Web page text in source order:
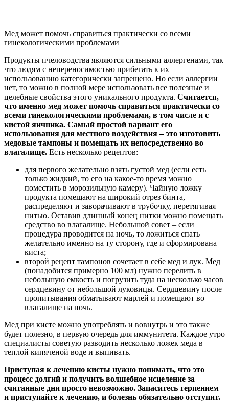
Мед может помочь справиться практически со всеми
гинекологическими проблемами
Продукты пчеловодства являются сильными аллергенами, так
что людям с непереносимостью прибегать к их
использованию категорически запрещено. Но если аллергии
нет, то можно в полной мере использовать все полезные и
целебные свойства этого уникального продукта. Считается,
что именно мед может помочь справиться практически со
всеми гинекологическими проблемами, в том числе и с
кистой яичника. Самый простой вариант его
использования для местного воздействия – это изготовить
медовые тампоны и помещать их непосредственно во
влагалище. Есть несколько рецептов:
для первого желательно взять густой мед (если есть
только жидкий, то его на какое-то время можно
поместить в морозильную камеру). Чайную ложку
продукта помещают на широкий отрез бинта,
распределяют и заворачивают в трубочку, перетягивая
нитью. Оставив длинный конец нитки можно помещать
средство во влагалище. Небольшой совет – если
процедура проводится на ночь, то ложиться спать
желательно именно на ту сторону, где и сформирована
киста;
второй рецепт тампонов сочетает в себе мед и лук. Мед
(понадобится примерно 100 мл) нужно перелить в
небольшую емкость и погрузить туда на несколько часов
сердцевину от небольшой луковицы. Сердцевину после
пропитывания обматывают марлей и помещают во
влагалище на ночь.
Мед при кисте можно употреблять и вовнутрь и это также
будет полезно, в первую очередь для иммунитета. Каждое утро
специалисты советую разводить несколько ложек меда в
теплой кипяченой воде и выпивать.
Приступая к лечению кисты нужно понимать, что это
процесс долгий и получить волшебное исцеление за
считанные дни просто невозможно. Запаситесь терпением
и приступайте к лечению, и болезнь обязательно отступит.